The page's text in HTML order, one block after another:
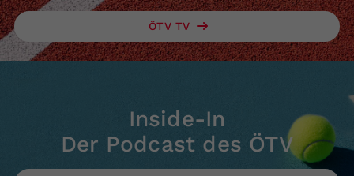
ÖTV TV
Inside-In
Der Podcast des ÖTV